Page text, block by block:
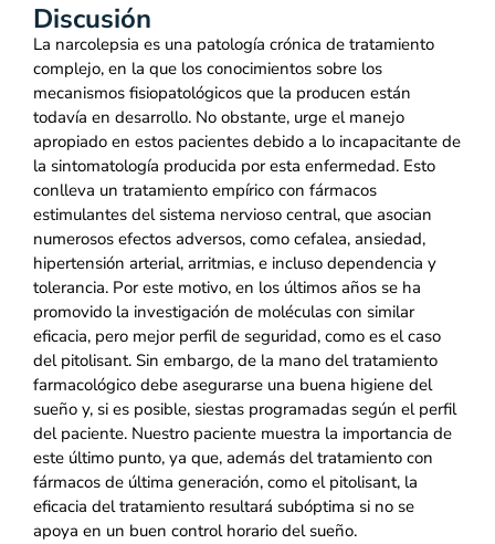
Discusión
La narcolepsia es una patología crónica de tratamiento
complejo, en la que los conocimientos sobre los
mecanismos fisiopatológicos que la producen están
todavía en desarrollo. No obstante, urge el manejo
apropiado en estos pacientes debido a lo incapacitante de
la sintomatología producida por esta enfermedad. Esto
conlleva un tratamiento empírico con fármacos
estimulantes del sistema nervioso central, que asocian
numerosos efectos adversos, como cefalea, ansiedad,
hipertensión arterial, arritmias, e incluso dependencia y
tolerancia. Por este motivo, en los últimos años se ha
promovido la investigación de moléculas con similar
eficacia, pero mejor perfil de seguridad, como es el caso
del pitolisant. Sin embargo, de la mano del tratamiento
farmacológico debe asegurarse una buena higiene del
sueño y, si es posible, siestas programadas según el perfil
del paciente. Nuestro paciente muestra la importancia de
este último punto, ya que, además del tratamiento con
fármacos de última generación, como el pitolisant, la
eficacia del tratamiento resultará subóptima si no se
apoya en un buen control horario del sueño.